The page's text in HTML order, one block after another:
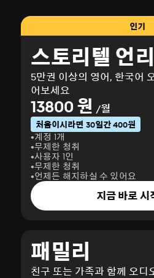
인기
스토리텔 언
5만권 이상의 영어, 한국어
어보세요
13800 원 /월
처음이시라면 30일간 400원
계정 1개
무제한 청취
사용자 1인
무제한 청취
언제든 해지하실 수 있어요
지금 바로 시
패밀리
친구 또는 가족과 함께 오디